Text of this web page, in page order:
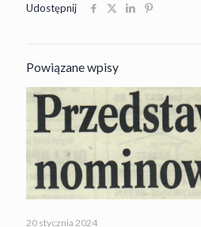
Udostępnij
Powiązane wpisy
20 stycznia 2024